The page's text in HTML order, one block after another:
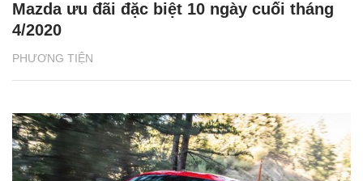
PHƯƠNG TIỆN
Mazda ưu đãi đặc biệt 10 ngày cuối tháng
4/2020